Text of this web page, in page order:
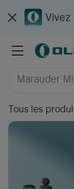
Vivez
PL X
Osight XR
Tous les